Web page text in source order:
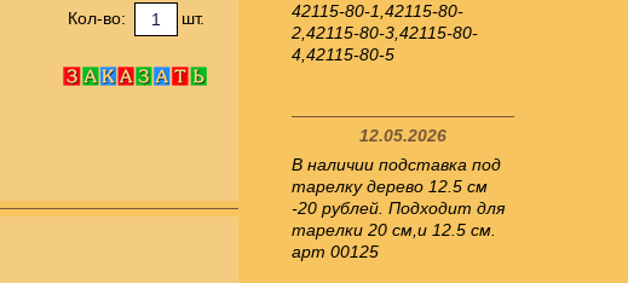
42115-80-1,42115-80-
2,42115-80-3,42115-80-
4,42115-80-5
12.05.2026
В наличии подставка под
тарелку дерево 12.5 см
-20 рублей. Подходит для
тарелки 20 см,и 12.5 см.
арт 00125
Кол-во: шт.